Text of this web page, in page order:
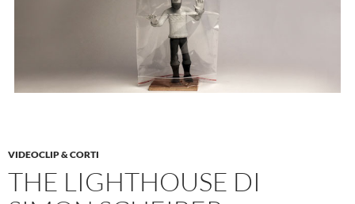
VIDEOCLIP & CORTI
THE LIGHTHOUSE DI